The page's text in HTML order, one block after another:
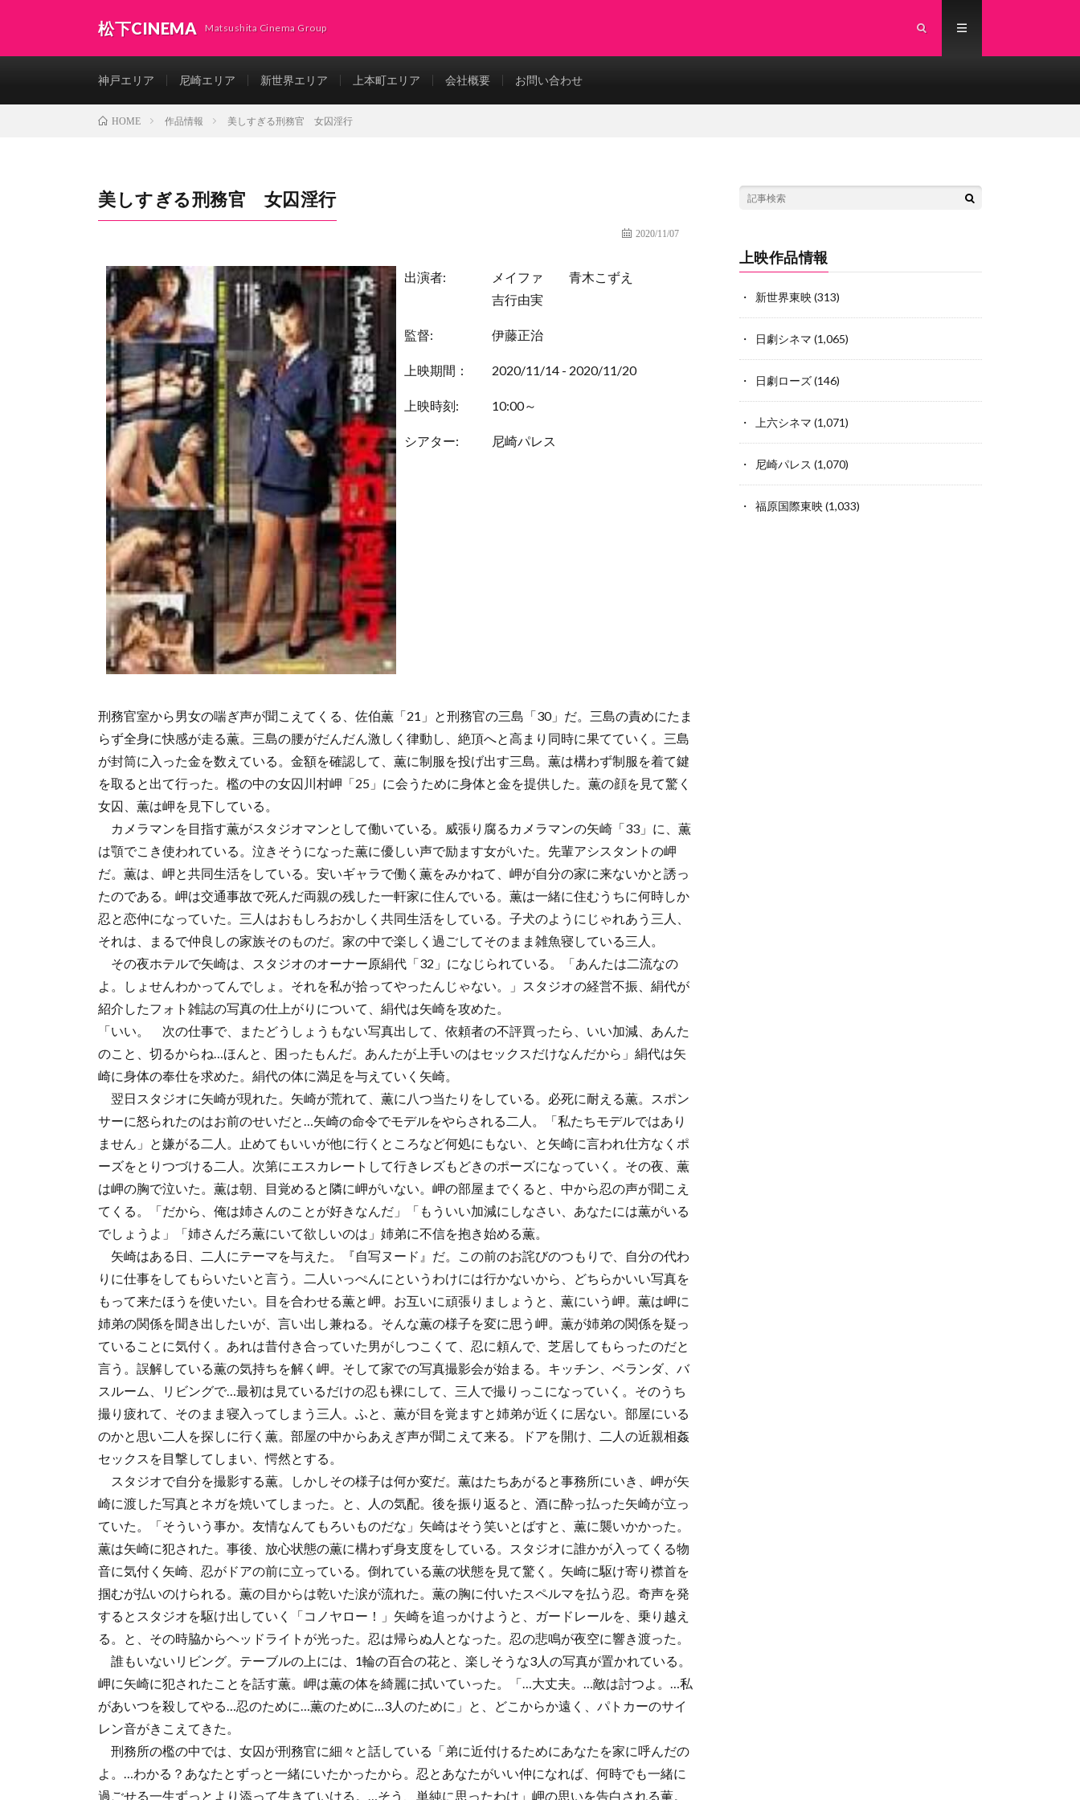
松下CINEMA Matsushita Cinema Group
神戸エリア 尼崎エリア 新世界エリア 上本町エリア 会社概要 お問い合わせ
HOME 作品情報 美しすぎる刑務官 女囚淫行
美しすぎる刑務官 女囚淫行
2020/11/07
出演者: メイファ
青木こずえ
吉行由実
監督: 伊藤正治
上映期間： 2020/11/14 - 2020/11/20
上映時刻: 10:00～
シアター: 尼崎パレス
刑務官室から男女の喘ぎ声が聞こえてくる、佐伯薫「21」と刑務官の三島「30」だ。三島の責めにたま
らず全身に快感が走る薫。三島の腰がだんだん激しく律動し、絶頂へと高まり同時に果てていく。三島
が封筒に入った金を数えている。金額を確認して、薫に制服を投げ出す三島。薫は構わず制服を着て鍵
を取ると出て行った。檻の中の女囚川村岬「25」に会うために身体と金を提供した。薫の顔を見て驚く
女囚、薫は岬を見下している。
カメラマンを目指す薫がスタジオマンとして働いている。威張り腐るカメラマンの矢崎「33」に、薫
は顎でこき使われている。泣きそうになった薫に優しい声で励ます女がいた。先輩アシスタントの岬
だ。薫は、岬と共同生活をしている。安いギャラで働く薫をみかねて、岬が自分の家に来ないかと誘っ
たのである。岬は交通事故で死んだ両親の残した一軒家に住んでいる。薫は一緒に住むうちに何時しか
忍と恋仲になっていた。三人はおもしろおかしく共同生活をしている。子犬のようにじゃれあう三人、
それは、まるで仲良しの家族そのものだ。家の中で楽しく過ごしてそのまま雑魚寝している三人。
その夜ホテルで矢崎は、スタジオのオーナー原絹代「32」になじられている。「あんたは二流なの
よ。しょせんわかってんでしょ。それを私が拾ってやったんじゃない。」スタジオの経営不振、絹代が
紹介したフォト雑誌の写真の仕上がりについて、絹代は矢崎を攻めた。
「いい。 次の仕事で、またどうしょうもない写真出して、依頼者の不評買ったら、いい加減、あんた
のこと、切るからね…ほんと、困ったもんだ。あんたが上手いのはセックスだけなんだから」絹代は矢
崎に身体の奉仕を求めた。絹代の体に満足を与えていく矢崎。
翌日スタジオに矢崎が現れた。矢崎が荒れて、薫に八つ当たりをしている。必死に耐える薫。スポン
サーに怒られたのはお前のせいだと…矢崎の命令でモデルをやらされる二人。「私たちモデルではあり
ません」と嫌がる二人。止めてもいいが他に行くところなど何処にもない、と矢崎に言われ仕方なくポ
ーズをとりつづける二人。次第にエスカレートして行きレズもどきのポーズになっていく。その夜、薫
は岬の胸で泣いた。薫は朝、目覚めると隣に岬がいない。岬の部屋までくると、中から忍の声が聞こえ
てくる。「だから、俺は姉さんのことが好きなんだ」「もういい加減にしなさい、あなたには薫がいる
でしょうよ」「姉さんだろ薫にいて欲しいのは」姉弟に不信を抱き始める薫。
矢崎はある日、二人にテーマを与えた。『自写ヌード』だ。この前のお詫びのつもりで、自分の代わ
りに仕事をしてもらいたいと言う。二人いっぺんにというわけには行かないから、どちらかいい写真を
もって来たほうを使いたい。目を合わせる薫と岬。お互いに頑張りましょうと、薫にいう岬。薫は岬に
姉弟の関係を聞き出したいが、言い出し兼ねる。そんな薫の様子を変に思う岬。薫が姉弟の関係を疑っ
ていることに気付く。あれは昔付き合っていた男がしつこくて、忍に頼んで、芝居してもらったのだと
言う。誤解している薫の気持ちを解く岬。そして家での写真撮影会が始まる。キッチン、ベランダ、バ
スルーム、リビングで…最初は見ているだけの忍も裸にして、三人で撮りっこになっていく。そのうち
撮り疲れて、そのまま寝入ってしまう三人。ふと、薫が目を覚ますと姉弟が近くに居ない。部屋にいる
のかと思い二人を探しに行く薫。部屋の中からあえぎ声が聞こえて来る。ドアを開け、二人の近親相姦
セックスを目撃してしまい、愕然とする。
スタジオで自分を撮影する薫。しかしその様子は何か変だ。薫はたちあがると事務所にいき、岬が矢
崎に渡した写真とネガを焼いてしまった。と、人の気配。後を振り返ると、酒に酔っ払った矢崎が立っ
ていた。「そういう事か。友情なんてもろいものだな」矢崎はそう笑いとばすと、薫に襲いかかった。
薫は矢崎に犯された。事後、放心状態の薫に構わず身支度をしている。スタジオに誰かが入ってくる物
音に気付く矢崎、忍がドアの前に立っている。倒れている薫の状態を見て驚く。矢崎に駆け寄り襟首を
掴むが払いのけられる。薫の目からは乾いた涙が流れた。薫の胸に付いたスペルマを払う忍。奇声を発
するとスタジオを駆け出していく「コノヤロー！」矢崎を追っかけようと、ガードレールを、乗り越え
る。と、その時脇からヘッドライトが光った。忍は帰らぬ人となった。忍の悲鳴が夜空に響き渡った。
誰もいないリビング。テーブルの上には、1輪の百合の花と、楽しそうな3人の写真が置かれている。
岬に矢崎に犯されたことを話す薫。岬は薫の体を綺麗に拭いていった。「…大丈夫。…敵は討つよ。…私
があいつを殺してやる…忍のために…薫のために…3人のために」と、どこからか遠く、パトカーのサイ
レン音がきこえてきた。
刑務所の檻の中では、女囚が刑務官に細々と話している「弟に近付けるためにあなたを家に呼んだの
よ。…わかる？あなたとずっと一緒にいたかったから。忍とあなたがいい仲になれば、何時でも一緒に
過ごせる一生ずっとより添って生きていける。…そう、単純に思ったわけ」岬の思いを告白される薫。
上映作品情報
新世界東映(313)
日劇シネマ (1,065)
日劇ローズ(146)
上六シネマ (1,071)
尼崎パレス (1,070)
福原国際東映(1,033)